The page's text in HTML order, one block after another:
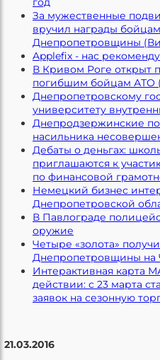
За мужественные
вручил награды
Днепропетровщины
Applefix - нас
В Кривом Роге открыт
погибшим бойцам АТО
Днепропетровскому
университету
Днепродзержинские
насильника
Дебаты о деньгах:
приглашаются к
по финансовой
Немецкий бизнес
Днепропетровской
В Павлограде
оружие
Четыре «золота»
Днепропетровщины на
Интерактивная карта
действии: с 23 марта
заявок на сезонную
21.03.2016